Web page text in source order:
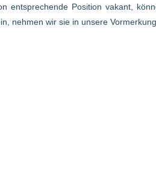
entsprechende Position vakant,
nehmen wir sie in unsere